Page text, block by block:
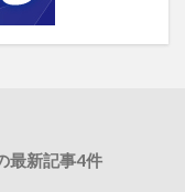
最新記事4件